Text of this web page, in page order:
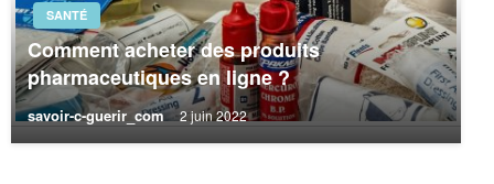
SANTÉ
Comment acheter des produits
pharmaceutiques en ligne ?
savoir-c-guerir_com 2 juin 2022